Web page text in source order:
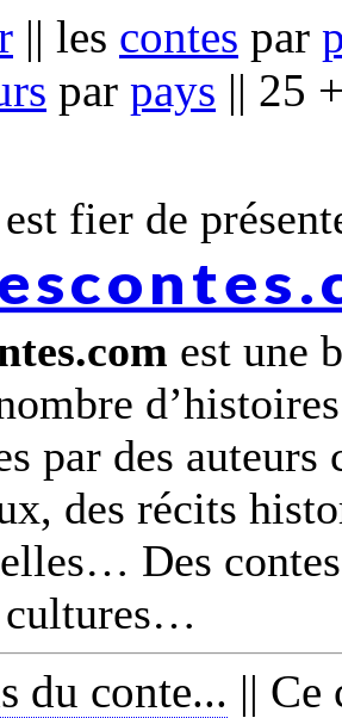
|| les contes par
par pays || 25
est fier de
est une
par des
des récits
Des
cultures
du conte... || Ce